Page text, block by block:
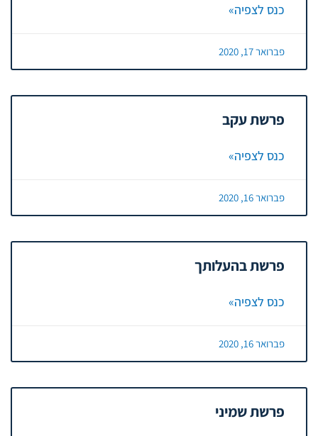
כנס לצפיה»
פברואר 17, 2020
פרשת עקב
כנס לצפיה»
פברואר 16, 2020
פרשת בהעלותך
כנס לצפיה»
פברואר 16, 2020
פרשת שמיני